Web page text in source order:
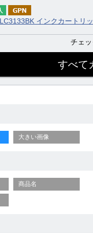
インクカートリ
チェ
大きい画像
商品名